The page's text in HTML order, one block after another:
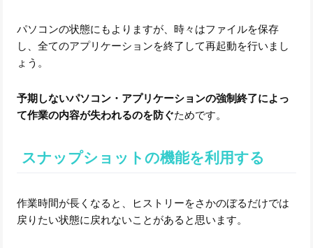
パソコンの状態にもよりますが、時々はファイルを保存
し、全てのアプリケーションを終了して再起動を行いまし
ょう。
予期しないパソコン・アプリケーションの強制終了によっ
て作業の内容が失われるのを防ぐためです。
スナップショットの機能を利用する
作業時間が長くなると、ヒストリーをさかのぼるだけでは
戻りたい状態に戻れないことがあると思います。